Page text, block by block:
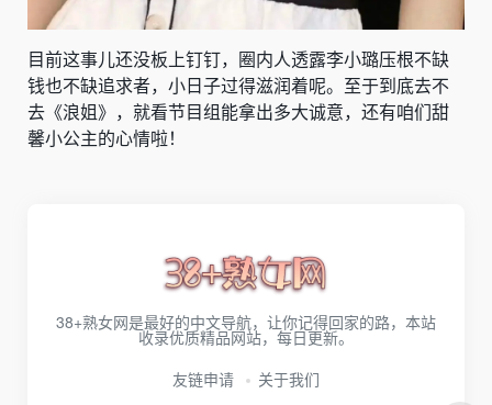
目前这事儿还没板上钉钉，圈内人透露李小璐压根不缺
钱也不缺追求者，小日子过得滋润着呢。至于到底去不
去《浪姐》，就看节目组能拿出多大诚意，还有咱们甜
馨小公主的心情啦！
38+熟女网是最好的中文导航，让你记得回家的路，本站
收录优质精品网站，每日更新。
友链申请
关于我们